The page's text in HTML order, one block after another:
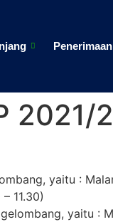
2021/
yaitu :
11.30)
yaitu :